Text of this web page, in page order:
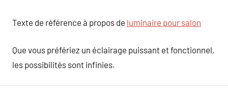
Texte de référence à propos de luminaire pour salon
Que vous préfériez un éclairage puissant et fonctionnel,
les possibilités sont infinies.